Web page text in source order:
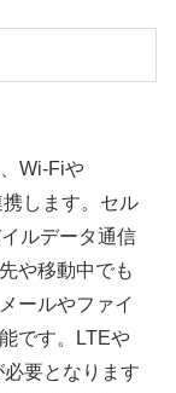
Wi-Fiや
します。セル
ルデータ通信
や移動中でも
ールやファイ
です。LTEや
要となります